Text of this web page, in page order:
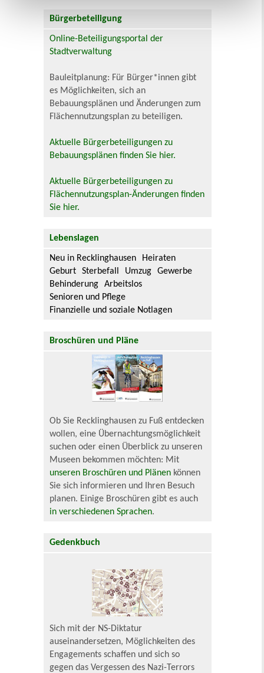
Bürgerbeteiligung
Online-Beteiligungsportal der
Stadtverwaltung
Bauleitplanung: Für Bürger*innen gibt
es Möglichkeiten, sich an
Bebauungsplänen und Änderungen zum
Flächennutzungsplan zu beteiligen.
Aktuelle Bürgerbeteiligungen zu
Bebauungsplänen finden Sie hier.
Aktuelle Bürgerbeteiligungen zu
Flächennutzungsplan-Änderungen finden
Sie hier.
Lebenslagen
Neu in Recklinghausen
Heiraten
Geburt
Sterbefall Umzug
Gewerbe
Behinderung
Arbeitslos
Senioren und Pflege
Finanzielle und soziale Notlagen
Broschüren und Pläne
Ob Sie Recklinghausen zu Fuß entdecken
wollen, eine Übernachtungsmöglichkeit
suchen oder einen Überblick zu unseren
Museen bekommen möchten: Mit
unseren Broschüren und Plänen können
Sie sich informieren und Ihren Besuch
planen. Einige Broschüren gibt es auch
in verschiedenen Sprachen.
Gedenkbuch
Sich mit der NS-Diktatur
auseinandersetzen, Möglichkeiten des
Engagements schaffen und sich so
gegen das Vergessen des Nazi-Terrors